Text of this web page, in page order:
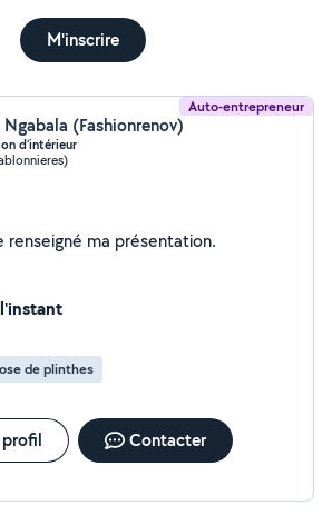
M'inscrire
Auto-entrepreneur
(Fashionrenov)
d’intérieur
Je n'ai pas encore renseigné ma présentation.
de plinthes
Contacter